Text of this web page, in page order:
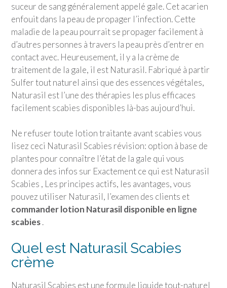
suceur de sang généralement appelé gale. Cet acarien
enfouit dans la peau de propager l’infection. Cette
maladie de la peau pourrait se propager facilement à
d’autres personnes à travers la peau près d’entrer en
contact avec. Heureusement, il y a la crème de
traitement de la gale, il est Naturasil. Fabriqué à partir
Sulfer tout naturel ainsi que des essences végétales,
Naturasil est l’une des thérapies les plus efficaces
facilement scabies disponibles là-bas aujourd’hui.
Ne refuser toute lotion traitante avant scabies vous
lisez ceci Naturasil Scabies révision: option à base de
plantes pour connaître l’état de la gale qui vous
donnera des infos sur Exactement ce qui est Naturasil
Scabies , Les principes actifs, les avantages, vous
pouvez utiliser Naturasil, l’examen des clients et
commander lotion Naturasil disponible en ligne
scabies.
Quel est Naturasil Scabies
crème
Naturasil Scabies est une formule liquide tout-naturel